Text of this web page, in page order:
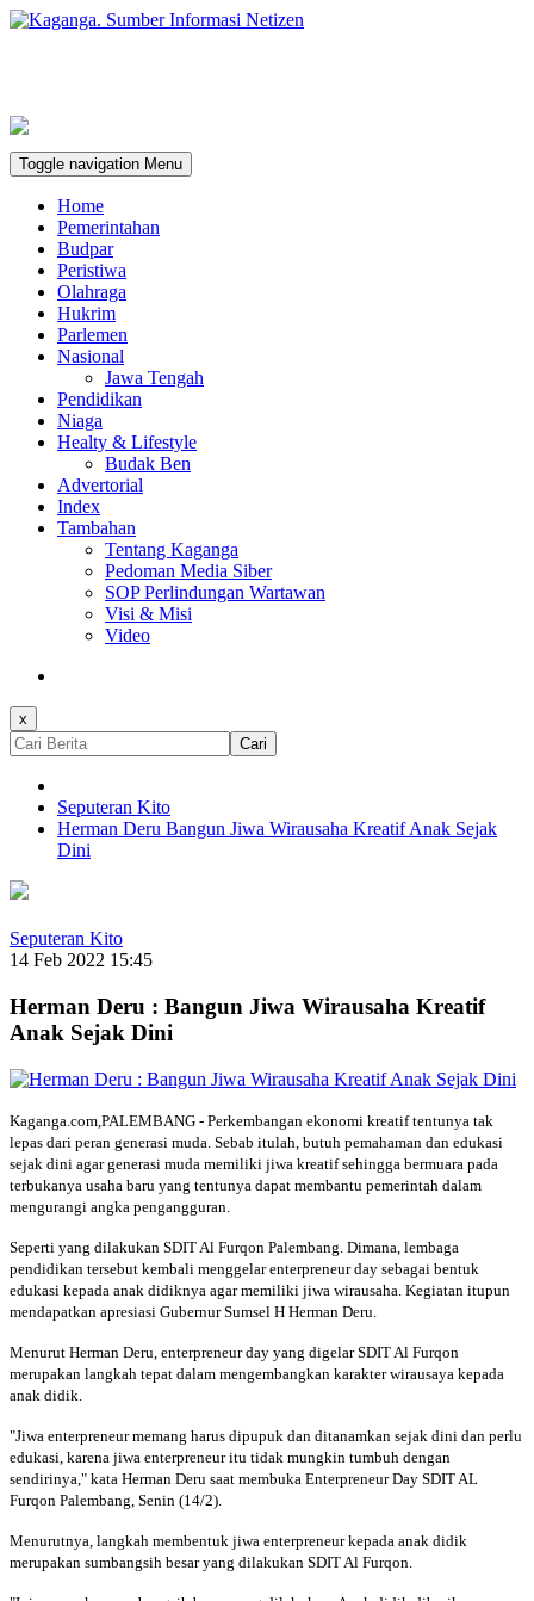
Toggle navigation Menu
Home
Pemerintahan
Budpar
Peristiwa
Olahraga
Hukrim
Parlemen
Nasional
Jawa Tengah
Pendidikan
Niaga
Healty & Lifestyle
Budak Ben
Advertorial
Index
Tambahan
Tentang Kaganga
Pedoman Media Siber
SOP Perlindungan Wartawan
Visi & Misi
Video
x
Cari
Seputeran Kito
Herman Deru Bangun Jiwa Wirausaha Kreatif Anak Sejak
Dini
Seputeran Kito
14 Feb 2022 15:45
Herman Deru : Bangun Jiwa Wirausaha Kreatif
Anak Sejak Dini
Kaganga.com,PALEMBANG - Perkembangan ekonomi kreatif tentunya tak
lepas dari peran generasi muda. Sebab itulah, butuh pemahaman dan edukasi
sejak dini agar generasi muda memiliki jiwa kreatif sehingga bermuara pada
terbukanya usaha baru yang tentunya dapat membantu pemerintah dalam
mengurangi angka pengangguran.
Seperti yang dilakukan SDIT Al Furqon Palembang. Dimana, lembaga
pendidikan tersebut kembali menggelar enterpreneur day sebagai bentuk
edukasi kepada anak didiknya agar memiliki jiwa wirausaha. Kegiatan itupun
mendapatkan apresiasi Gubernur Sumsel H Herman Deru.
Menurut Herman Deru, enterpreneur day yang digelar SDIT Al Furqon
merupakan langkah tepat dalam mengembangkan karakter wirausaya kepada
anak didik.
"Jiwa enterpreneur memang harus dipupuk dan ditanamkan sejak dini dan perlu
edukasi, karena jiwa enterpreneur itu tidak mungkin tumbuh dengan
sendirinya," kata Herman Deru saat membuka Enterpreneur Day SDIT AL
Furqon Palembang, Senin (14/2).
Menurutnya, langkah membentuk jiwa enterpreneur kepada anak didik
merupakan sumbangsih besar yang dilakukan SDIT Al Furqon.